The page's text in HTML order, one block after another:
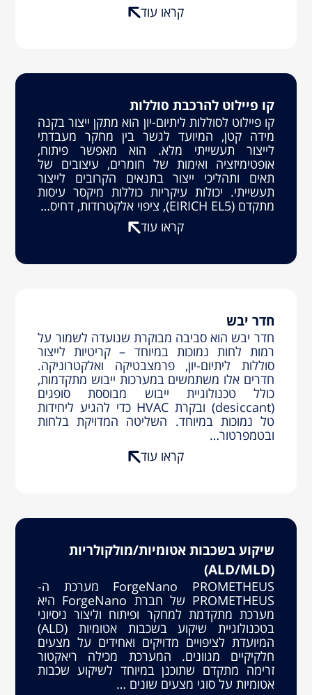
קראו עוד
קו פיילוט להרכבת סוללות
קו פיילוט לסוללות ליתיום-יון הוא מתקן ייצור בקנה
מידה קטן, המיועד לגשר בין מחקר מעבדתי
לייצור תעשייתי מלא. הוא מאפשר פיתוח,
אופטימיזציה ואימות של חומרים, עיצובים של
תאים ותהליכי ייצור בתנאים הקרובים לייצור
תעשייתי. יכולות עיקריות כוללות מיקסר עיסות
מתקדם (EIRICH EL5), ציפוי אלקטרודות, דחיס…
קראו עוד
חדר יבש
חדר יבש הוא סביבה מבוקרת שנועדה לשמור על
רמות לחות נמוכות במיוחד – קריטיות לייצור
סוללות ליתיום-יון, פרמצבטיקה ואלקטרוניקה.
חדרים אלו משתמשים במערכות ייבוש מתקדמות,
כולל טכנולוגיית ייבוש מבוססת סופגים
(desiccant) ובקרת HVAC כדי להגיע ליחידות
טל נמוכות במיוחד. השליטה המדויקת בלחות
ובטמפרטור…
קראו עוד
שיקוע בשכבות אטומיות/מולקולריות
(ALD/MLD)
ForgeNano PROMETHEUS מערכת ה-
PROMETHEUS של חברת ForgeNano היא
מערכת מתקדמת למחקר ופיתוח וליצור ניסיוני
בטכנולוגיית שיקוע בשכבות אטומיות (ALD)
המיועדת לציפויים מדויקים ואחידים על מצעים
חלקיקיים מגוונים. המערכת מכילה ריאקטור
זרימה מתקדם שתוכנן במיוחד לשיקוע שכבות
אטומיות על סוגי מצעים שונים …